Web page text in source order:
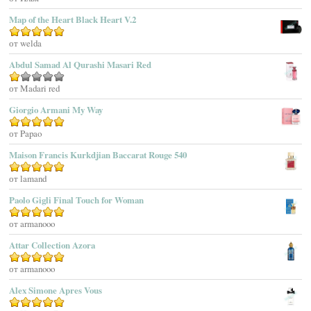
Adidas
Adolfo Dominguez
Adrienne Vittadini
Aedes De Venustas
Aerin Lauder
Aether
Affinessence
Afnan Perfumes
Agatha Ruiz De La Prada
Agatho Parfum
Agent Provocateur
Agnes B
Agonist
Ahjaar
Aigner
Aj Arabia (Widian)
Map of the Heart Black Heart V.2
Оценка5
от welda
Abdul Samad Al Qurashi Masari Red
Оценка
1
из
5
от Madari red
Giorgio Armani My Way
Оценка5
от Papao
Maison Francis Kurkdjian Baccarat Rouge 540
Оценка5из 5
от lamand
Paolo Gigli Final Touch for Woman
Оценка5из 5
от armanooo
Attar Collection Azora
Оценка5из 5
от armanooo
Alex Simone Apres Vous